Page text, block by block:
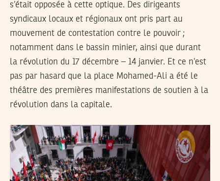
s’était opposée à cette optique. Des dirigeants
syndicaux locaux et régionaux ont pris part au
mouvement de contestation contre le pouvoir ;
notamment dans le bassin minier, ainsi que durant
la révolution du 17 décembre – 14 janvier. Et ce n’est
pas par hasard que la place Mohamed-Ali a été le
théâtre des premières manifestations de soutien à la
révolution dans la capitale.